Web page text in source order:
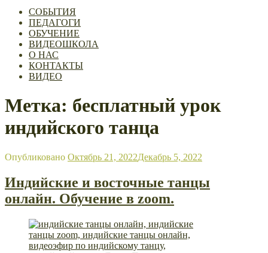
СОБЫТИЯ
ПЕДАГОГИ
ОБУЧЕНИЕ
ВИДЕОШКОЛА
О НАС
КОНТАКТЫ
ВИДЕО
Метка: бесплатный урок
индийского танца
Опубликовано Октябрь 21, 2022Декабрь 5, 2022
Индийские и восточные танцы
онлайн. Обучение в zoom.